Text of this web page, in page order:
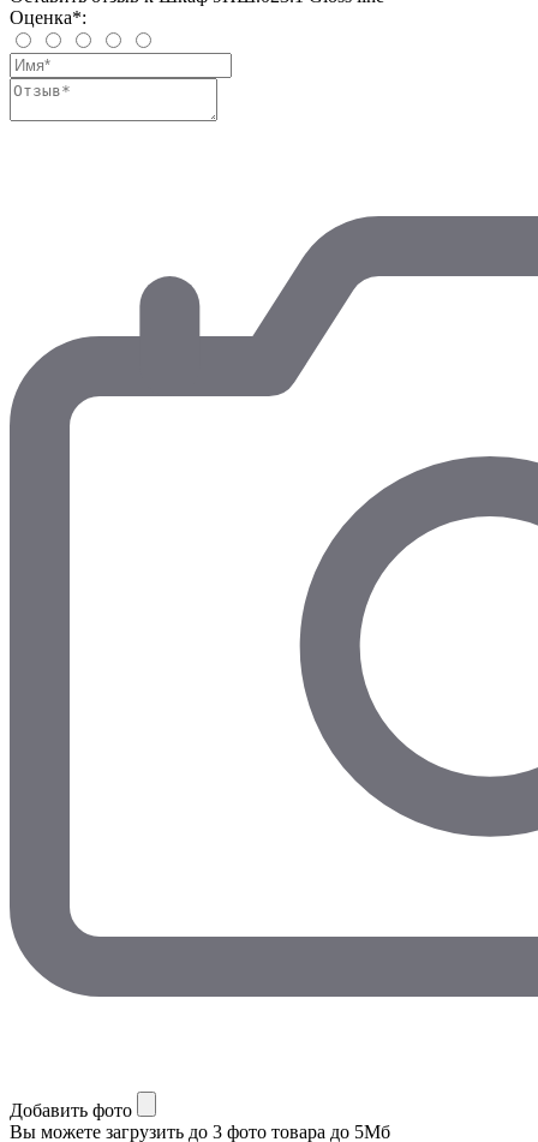
Оценка*:
Добавить фото
Вы можете загрузить до 3 фото товара до 5Мб